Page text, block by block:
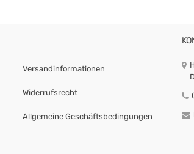
Versandinformationen
Widerrufsrecht
Allgemeine Geschäftsbedingungen